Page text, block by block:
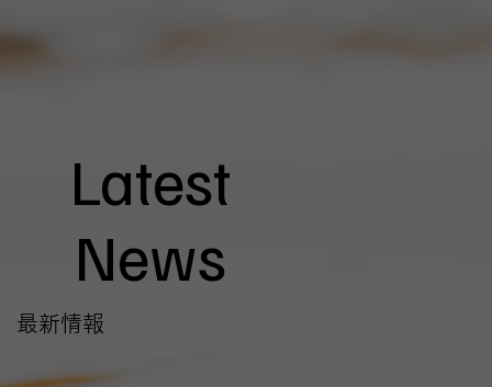
Latest
News
最新情報